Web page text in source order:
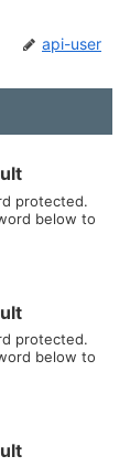
api-user
protected.
below to
protected.
below to